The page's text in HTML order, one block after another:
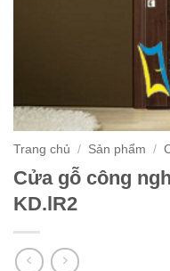
Trang chủ / Sản phẩm /
Cửa gỗ công
KD.lR2